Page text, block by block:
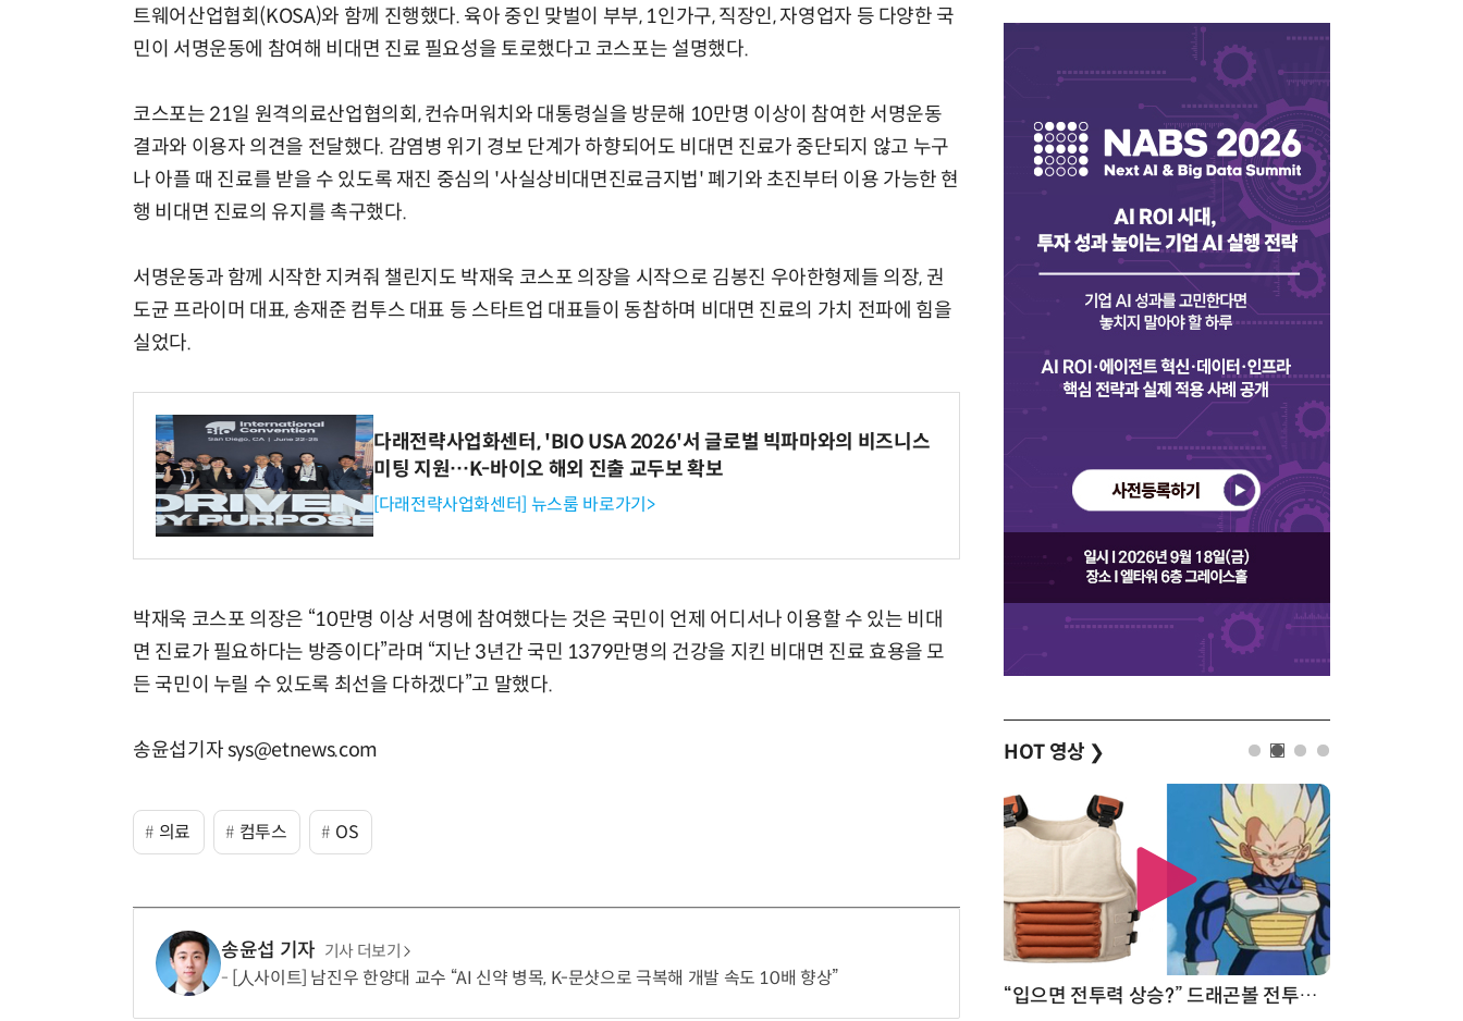
트웨어산업협회(KOSA)와 함께 진행했다. 육아 중인 맞벌이 부부, 1인가구, 직장인, 자영업자 등 다양한 국
민이 서명운동에 참여해 비대면 진료 필요성을 토로했다고 코스포는 설명했다.
코스포는 21일 원격의료산업협의회, 컨슈머워치와 대통령실을 방문해 10만명 이상이 참여한 서명운동
결과와 이용자 의견을 전달했다. 감염병 위기 경보 단계가 하향되어도 비대면 진료가 중단되지 않고 누구
나 아플 때 진료를 받을 수 있도록 재진 중심의 '사실상비대면진료금지법' 폐기와 초진부터 이용 가능한 현
행 비대면 진료의 유지를 촉구했다.
서명운동과 함께 시작한 지켜줘 챌린지도 박재욱 코스포 의장을 시작으로 김봉진 우아한형제들 의장, 권
도균 프라이머 대표, 송재준 컴투스 대표 등 스타트업 대표들이 동참하며 비대면 진료의 가치 전파에 힘을
실었다.
다래전략사업화센터, 'BIO USA 2026'서 글로벌 빅파마와의 비즈니스
미팅 지원…K-바이오 해외 진출 교두보 확보
[다래전략사업화센터] 뉴스룸 바로가기>
박재욱 코스포 의장은 “10만명 이상 서명에 참여했다는 것은 국민이 언제 어디서나 이용할 수 있는 비대
면 진료가 필요하다는 방증이다”라며 “지난 3년간 국민 1379만명의 건강을 지킨 비대면 진료 효용을 모
든 국민이 누릴 수 있도록 최선을 다하겠다”고 말했다.
송윤섭기자 sys@etnews.com
의료 컴투스 OS
송윤섭 기자 기사 더보기
[人사이트] 남진우 한양대 교수 “AI 신약 병목, K-문샷으로 극복해 개발 속도 10배 향상”
HOT 영상 ❯
“입으면 전투력 상승?” 드래곤볼 전투복 닮은 중량조끼